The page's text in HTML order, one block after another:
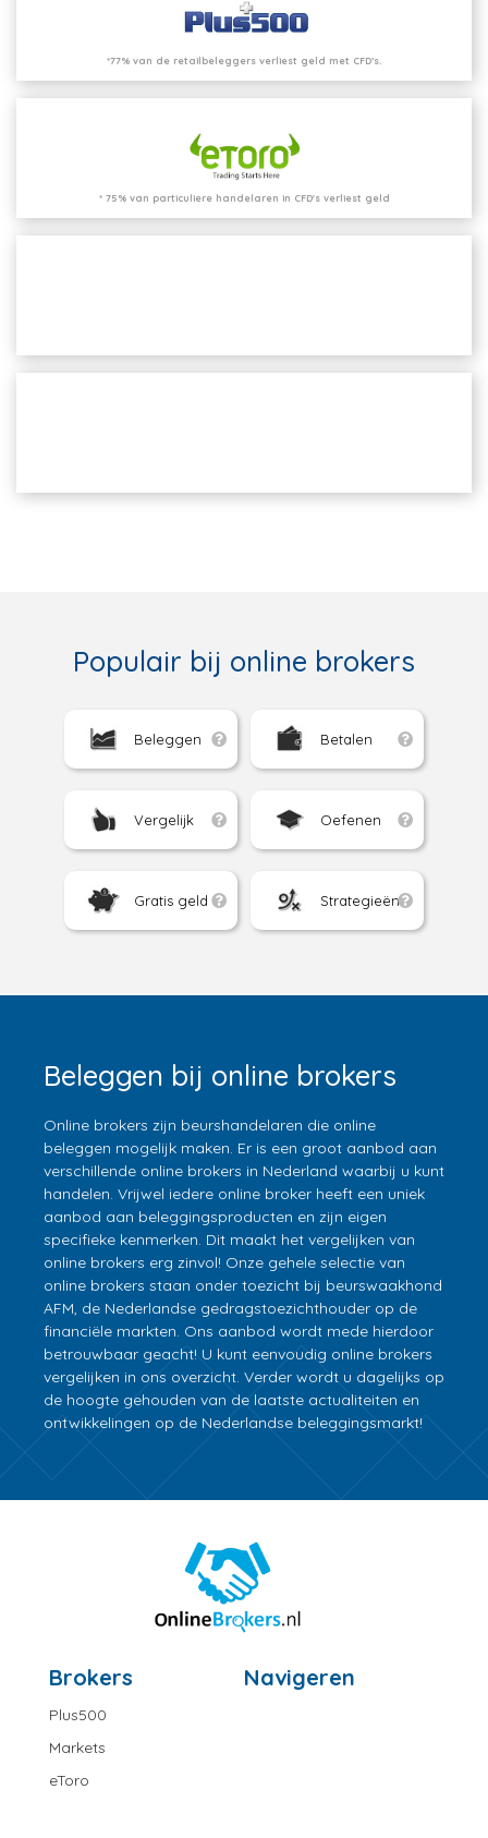
*77% van de retailbeleggers verliest geld met CFD’s.
* 75% van particuliere handelaren in CFD's verliest geld
Populair bij online brokers
Beleggen Betalen
Vergelijk Oefenen
Gratis geld Strategieën
Beleggen bij online brokers
Online brokers zijn beurshandelaren die online
beleggen mogelijk maken. Er is een groot aanbod aan
verschillende online brokers in Nederland waarbij u kunt
handelen. Vrijwel iedere online broker heeft een uniek
aanbod aan beleggingsproducten en zijn eigen
specifieke kenmerken. Dit maakt het vergelijken van
online brokers erg zinvol! Onze gehele selectie van
online brokers staan onder toezicht bij beurswaakhond
AFM, de Nederlandse gedragstoezichthouder op de
financiële markten. Ons aanbod wordt mede hierdoor
betrouwbaar geacht! U kunt eenvoudig online brokers
vergelijken in ons overzicht. Verder wordt u dagelijks op
de hoogte gehouden van de laatste actualiteiten en
ontwikkelingen op de Nederlandse beleggingsmarkt!
Brokers
Plus500
Markets
eToro
Navigeren